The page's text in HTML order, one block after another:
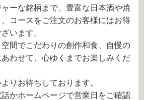
ーな銘柄まで、豊富な日本酒や焼
コースをご注文のお客様にはお得
います。
空間でこだわりの創作和食、自慢の
わせて、心ゆくまでお楽しみくだ
りお待ちしております。
かホームページで営業日をご確認